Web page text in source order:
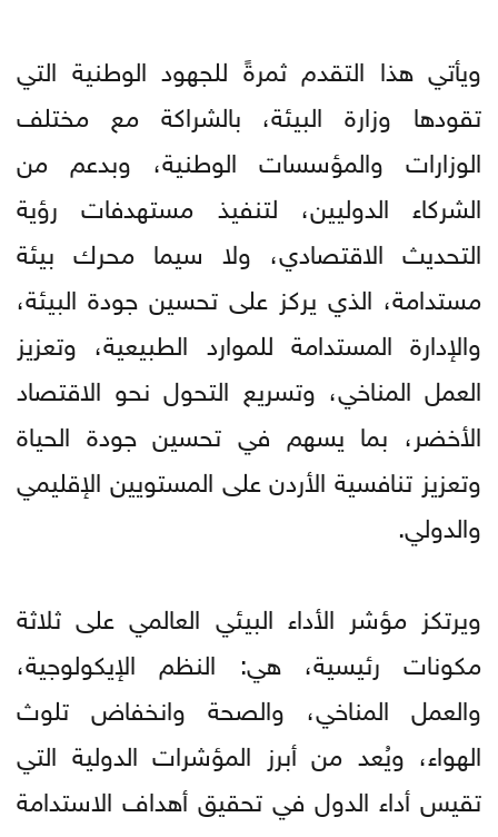
ويأتي هذا التقدم ثمرةً للجهود الوطنية التي
تقودها وزارة البيئة، بالشراكة مع مختلف
الوزارات والمؤسسات الوطنية، وبدعم من
الشركاء الدوليين، لتنفيذ مستهدفات رؤية
التحديث الاقتصادي، ولا سيما محرك بيئة
مستدامة، الذي يركز على تحسين جودة البيئة،
والإدارة المستدامة للموارد الطبيعية، وتعزيز
العمل المناخي، وتسريع التحول نحو الاقتصاد
الأخضر، بما يسهم في تحسين جودة الحياة
وتعزيز تنافسية الأردن على المستويين الإقليمي
والدولي.
ويرتكز مؤشر الأداء البيئي العالمي على ثلاثة
مكونات رئيسية، هي: النظم الإيكولوجية،
والعمل المناخي، والصحة وانخفاض تلوث
الهواء، ويُعد من أبرز المؤشرات الدولية التي
تقيس أداء الدول في تحقيق أهداف الاستدامة